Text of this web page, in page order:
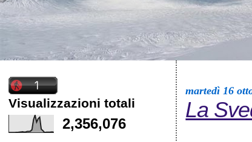
Visualizzazioni totali
2,356,076
martedì 16
La